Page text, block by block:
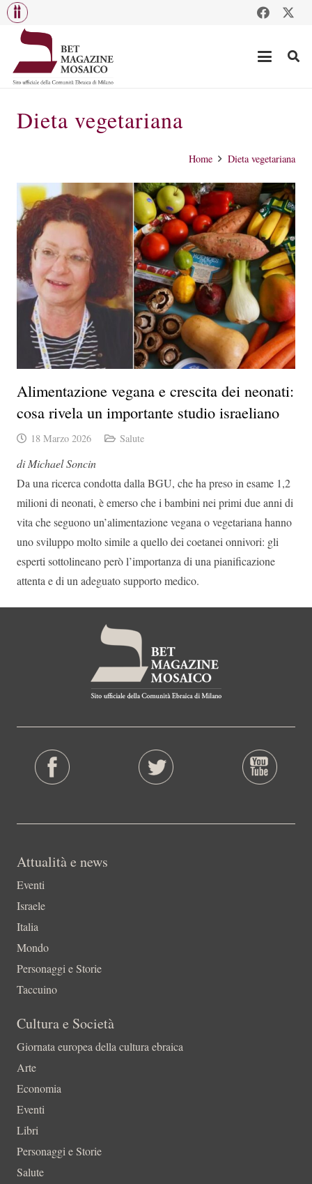
Dieta vegetariana
Home Dieta vegetariana
Alimentazione vegana e crescita dei neonati:
cosa rivela un importante studio israeliano
18 Marzo 2026 Salute
di Michael Soncin
Da una ricerca condotta dalla BGU, che ha preso in esame 1,2
milioni di neonati, è emerso che i bambini nei primi due anni di
vita che seguono un’alimentazione vegana o vegetariana hanno
uno sviluppo molto simile a quello dei coetanei onnivori: gli
esperti sottolineano però l’importanza di una pianificazione
attenta e di un adeguato supporto medico.
Attualità e news
Eventi
Israele
Italia
Mondo
Personaggi e Storie
Taccuino
Cultura e Società
Giornata europea della cultura ebraica
Arte
Economia
Eventi
Libri
Personaggi e Storie
Salute